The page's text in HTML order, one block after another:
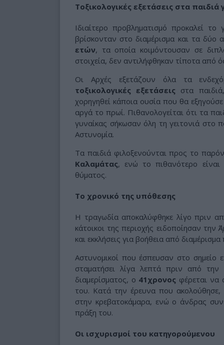
Τοξικολογικές εξετάσεις στα παιδιά
Ιδιαίτερο προβληματισμό προκαλεί
βρίσκονταν στο διαμέρισμα και τα δύο
ετών, τα οποία κοιμόντουσαν σε
στοιχεία, δεν αντιλήφθηκαν τίποτα από
Οι Αρχές εξετάζουν όλα τα
τοξικολογικές εξετάσεις στα
χορηγηθεί κάποια ουσία που θα
αργά το πρωί. Πιθανολογείται ότι τα
γυναίκας σήκωσαν όλη τη γειτονιά στο
Αστυνομία.
Τα παιδιά φιλοξενούνται προς το
Καλαμάτας, ενώ το πιθανότερο
θύματος.
Το χρονικό της υπόθεσης
Η τραγωδία αποκαλύφθηκε λίγο πριν
κάτοικοι της περιοχής ειδοποίησαν την
και εκκλήσεις για βοήθεια από διαμέρισμα
Αστυνομικοί που έσπευσαν στο σημείο
σταματήσει λίγα λεπτά πριν από
διαμερίσματος, ο 41χρονος φέρεται να
του. Κατά την έρευνα που ακολούθησε,
στην κρεβατοκάμαρα, ενώ ο άνδρας
πράξη του.
Οι ισχυρισμοί του κατηγορούμενου